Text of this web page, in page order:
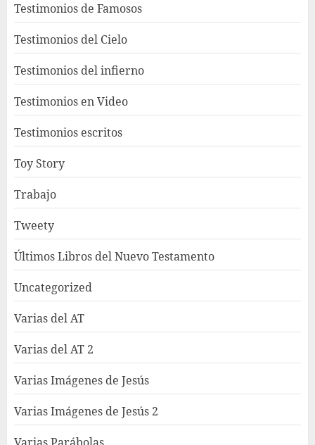
Testimonios de Famosos
Testimonios del Cielo
Testimonios del infierno
Testimonios en Video
Testimonios escritos
Toy Story
Trabajo
Tweety
Últimos Libros del Nuevo Testamento
Uncategorized
Varias del AT
Varias del AT 2
Varias Imágenes de Jesús
Varias Imágenes de Jesús 2